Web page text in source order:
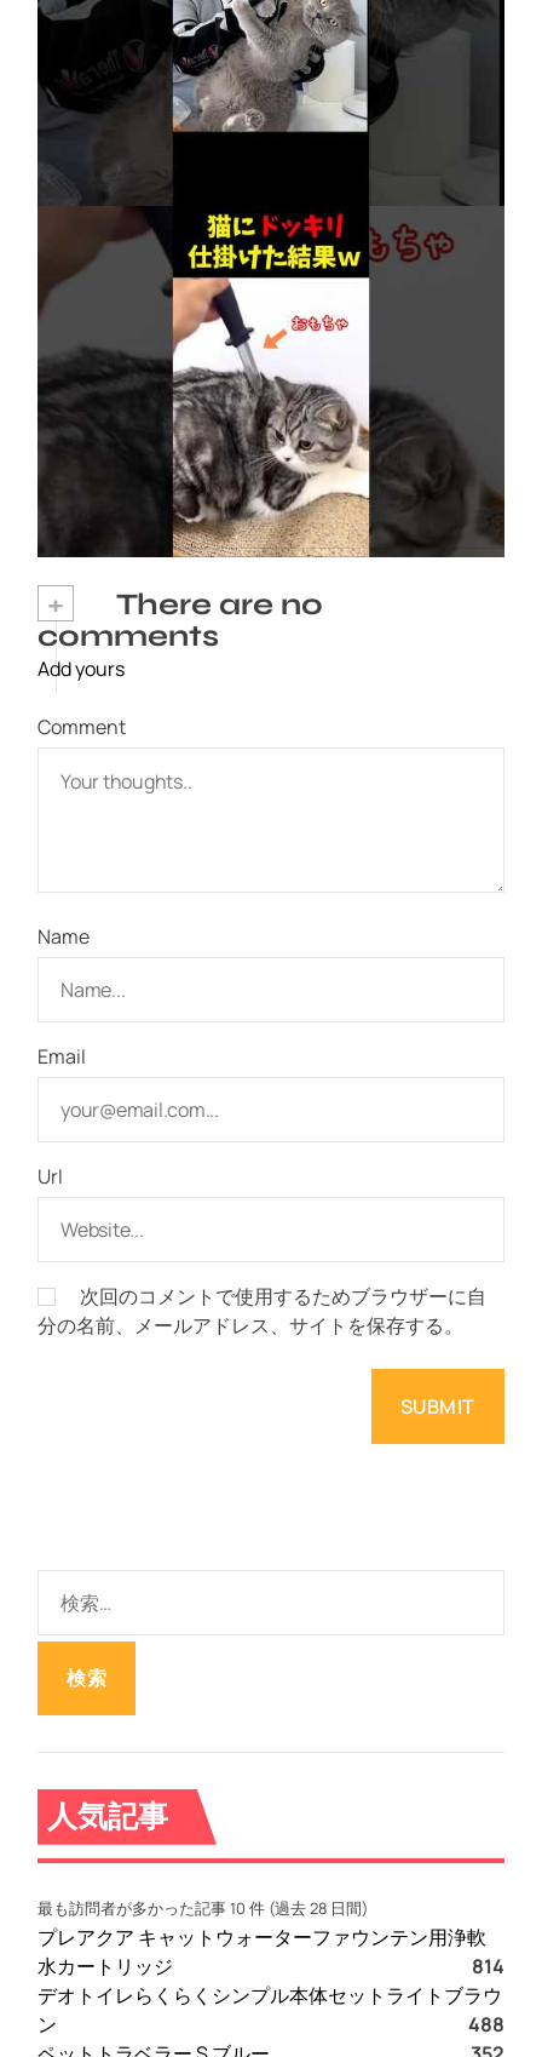
【賢すぎる猫】獣医も驚愕！病院で神業を連発
2026年8月6日
ネコにドッキリ仕掛けた結果５選 #猫のいる暮
らし #cat #面白集 #ねこ #笑ったら負け
2026年8月6日
+
There are no
comments
Add yours
Comment
Name
Email
Url
次回のコメントで使用するためブラウザーに自
分の名前、メールアドレス、サイトを保存する。
:
人気記事
最も訪問者が多かった記事 10 件 (過去 28 日間)
プレアクア キャットウォーターファウンテン用浄軟
水カートリッジ
814
デオトイレらくらくシンプル本体セットライトブラウ
ン
488